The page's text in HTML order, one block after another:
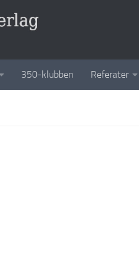
350-klubben Referater